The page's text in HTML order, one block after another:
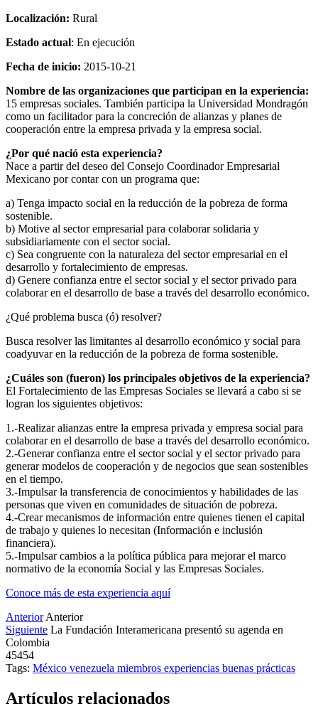
Localización: Rural
Estado actual: En ejecución
Fecha de inicio: 2015-10-21
Nombre de las organizaciones que participan en la experiencia:
15 empresas sociales. También participa la Universidad Mondragón
como un facilitador para la concreción de alianzas y planes de
cooperación entre la empresa privada y la empresa social.
¿Por qué nació esta experiencia?
Nace a partir del deseo del Consejo Coordinador Empresarial
Mexicano por contar con un programa que:
a) Tenga impacto social en la reducción de la pobreza de forma
sostenible.
b) Motive al sector empresarial para colaborar solidaria y
subsidiariamente con el sector social.
c) Sea congruente con la naturaleza del sector empresarial en el
desarrollo y fortalecimiento de empresas.
d) Genere confianza entre el sector social y el sector privado para
colaborar en el desarrollo de base a través del desarrollo económico.
¿Qué problema busca (ó) resolver?
Busca resolver las limitantes al desarrollo económico y social para
coadyuvar en la reducción de la pobreza de forma sostenible.
¿Cuáles son (fueron) los principales objetivos de la experiencia?
El Fortalecimiento de las Empresas Sociales se llevará a cabo si se
logran los siguientes objetivos:
1.-Realizar alianzas entre la empresa privada y empresa social para
colaborar en el desarrollo de base a través del desarrollo económico.
2.-Generar confianza entre el sector social y el sector privado para
generar modelos de cooperación y de negocios que sean sostenibles
en el tiempo.
3.-Impulsar la transferencia de conocimientos y habilidades de las
personas que viven en comunidades de situación de pobreza.
4.-Crear mecanismos de información entre quienes tienen el capital
de trabajo y quienes lo necesitan (Información e inclusión
financiera).
5.-Impulsar cambios a la política pública para mejorar el marco
normativo de la economía Social y las Empresas Sociales.
Conoce más de esta experiencia aquí
Anterior Anterior
Siguiente La Fundación Interamericana presentó su agenda en
Colombia
45454
Tags: México venezuela miembros experiencias buenas prácticas
Artículos relacionados